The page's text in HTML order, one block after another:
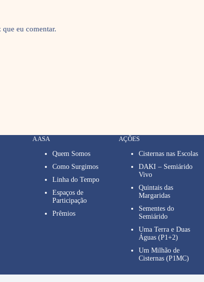
eu comentar.
A ASA
Quem Somos
Como Surgimos
Linha do Tempo
Espaços de
Participação
Prêmios
AÇÕES
Cisternas nas Escolas
DAKI – Semiárido
Vivo
Quintais das
Margaridas
Sementes do
Semiárido
Uma Terra e Duas
Águas (P1+2)
Um Milhão de
Cisternas (P1MC)